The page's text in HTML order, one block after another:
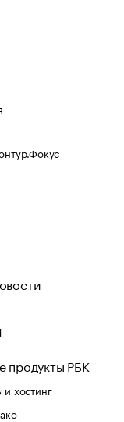
продукты РБК
хостинг